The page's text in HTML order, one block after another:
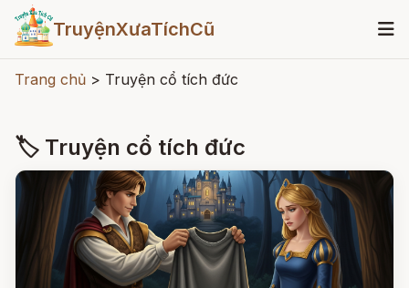
TruyệnXưaTíchCũ
Trang chủ > Truyện cổ tích đức
🏷 Truyện cổ tích đức